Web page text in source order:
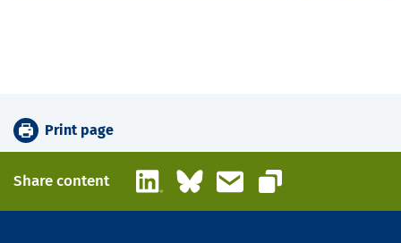
Print page
Share content LinkedInBlueskyEmail
Copy link